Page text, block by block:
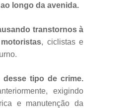
longo da avenida.
transtornos à
, ciclistas e
tipo de crime.
exigindo
e manutenção da